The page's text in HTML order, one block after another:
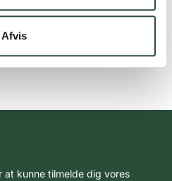
Afvis
at kunne tilmelde dig vores